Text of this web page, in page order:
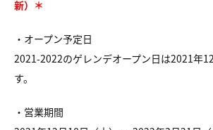
新）＊
・オープン予定日
2021-2022のゲレンデオープン日は2021年
す。
・営業期間